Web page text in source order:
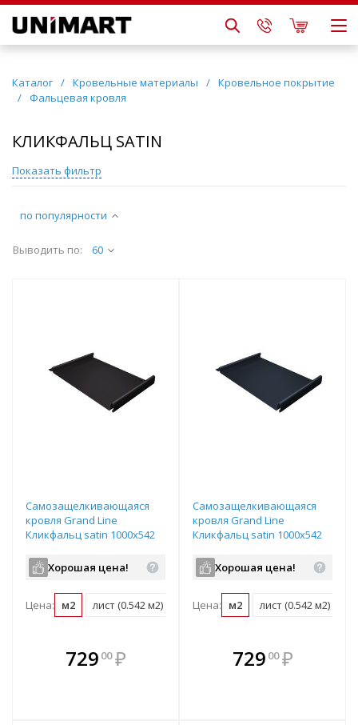
Каталог / Кровельные материалы / Кровельное покрытие
/
Фальцевая кровля
КЛИКФАЛЬЦ SATIN
по популярности
Выводить по: 60
Самозащелкивающаяся
кровля Grand Line
Кликфальц satin 1000х542
коричневый
Хорошая цена!
Цена: м2 лист (0.542 м2)
729 00 ₽
В комплекте
всегда выгоднее!
Самозащелкивающаяся
кровля Grand Line
Кликфальц satin 1000х542
асфальтХорошая цена!
Цена: м2 лист (0.542 м2)
В комплекте
всегда выгоднее!
729 00 ₽
Показать фильтр